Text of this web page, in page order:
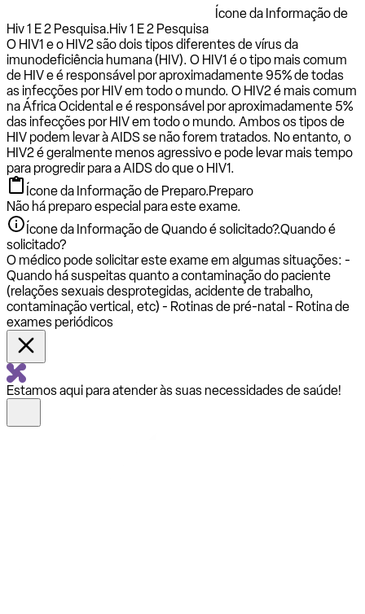
Ícone da Informação de
Hiv 1 E 2 Pesquisa.Hiv 1 E 2 Pesquisa
O HIV1 e o HIV2 são dois tipos diferentes de vírus da
imunodeficiência humana (HIV). O HIV1 é o tipo mais comum
de HIV e é responsável por aproximadamente 95% de todas
as infecções por HIV em todo o mundo. O HIV2 é mais comum
na África Ocidental e é responsável por aproximadamente 5%
das infecções por HIV em todo o mundo. Ambos os tipos de
HIV podem levar à AIDS se não forem tratados. No entanto, o
HIV2 é geralmente menos agressivo e pode levar mais tempo
para progredir para a AIDS do que o HIV1.
Ícone da Informação de Preparo.Preparo
Não há preparo especial para este exame.
Ícone da Informação de Quando é solicitado?.Quando é
solicitado?
O médico pode solicitar este exame em algumas situações: -
Quando há suspeitas quanto a contaminação do paciente
(relações sexuais desprotegidas, acidente de trabalho,
contaminação vertical, etc) - Rotinas de pré-natal - Rotina de
exames periódicos
Estamos aqui para atender às suas necessidades de saúde!